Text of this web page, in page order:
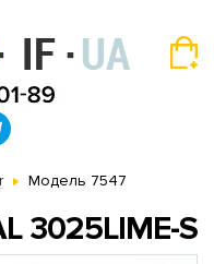
Модель 7547
3025LIME-S